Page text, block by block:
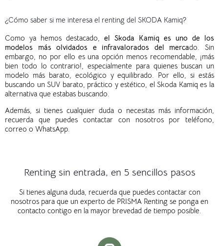
¿Cómo saber si me interesa el renting del SKODA Kamiq?
Como ya hemos destacado, el Skoda Kamiq es uno de los
modelos más olvidados e infravalorados del mercado. Sin
embargo, no por ello es una opción menos recomendable, ¡más
bien todo lo contrario!, especialmente para quienes buscan un
modelo más barato, ecológico y equilibrado. Por ello, si estás
buscando un SUV barato, práctico y estético, elSkoda Kamiq es la
alternativa que estabas buscando.
Además, si tienes cualquier duda o necesitas más información,
recuerda que puedes contactar con nosotros por teléfono,
correo o WhatsApp.
Renting sin entrada, en 5 sencillos pasos
Si tienes alguna duda, recuerda que puedes contactar con
nosotros para que un experto de PRISMA Renting se ponga en
contacto contigo en la mayor brevedad de tiempo posible.